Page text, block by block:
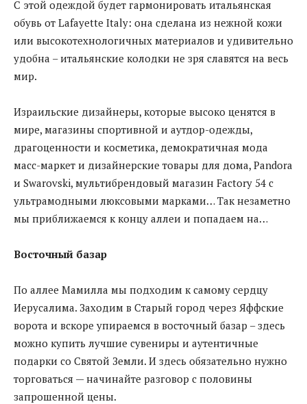
С этой одеждой будет гармонировать итальянская
обувь от Lafayette Italy: она сделана из нежной кожи
или высокотехнологичных материалов и удивительно
удобна – итальянские колодки не зря славятся на весь
мир.
Израильские дизайнеры, которые высоко ценятся в
мире, магазины спортивной и аутдор-одежды,
драгоценности и косметика, демократичная мода
масс-маркет и дизайнерские товары для дома, Pandora
и Swarovski, мультибрендовый магазин Factory 54 с
ультрамодными люксовыми марками… Так незаметно
мы приближаемся к концу аллеи и попадаем на…
Восточный базар
По аллее Мамилла мы подходим к самому сердцу
Иерусалима. Заходим в Старый город через Яффские
ворота и вскоре упираемся в восточный базар – здесь
можно купить лучшие сувениры и аутентичные
подарки со Святой Земли. И здесь обязательно нужно
торговаться — начинайте разговор с половины
запрошенной цены.